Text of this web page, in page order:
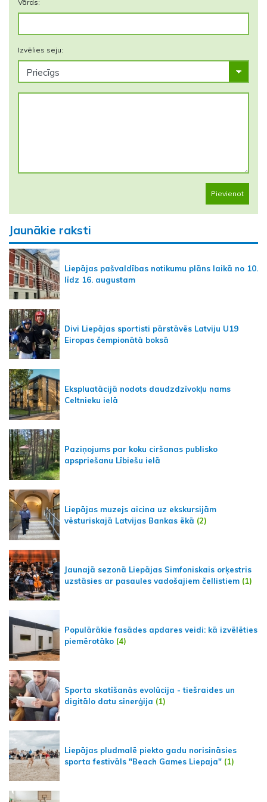
Vārds:
Izvēlies seju:
Pievienot
Jaunākie raksti
Liepājas pašvaldības notikumu plāns laikā no 10.
līdz 16. augustam
Divi Liepājas sportisti pārstāvēs Latviju U19
Eiropas čempionātā boksā
Ekspluatācijā nodots daudzdzīvokļu nams
Celtnieku ielā
Paziņojums par koku ciršanas publisko
apspriešanu Lībiešu ielā
Liepājas muzejs aicina uz ekskursijām
vēsturiskajā Latvijas Bankas ēkā (2)
Jaunajā sezonā Liepājas Simfoniskais orķestris
uzstāsies ar pasaules vadošajiem čellistiem (1)
Populārākie fasādes apdares veidi: kā izvēlēties
piemērotāko (4)
Sporta skatīšanās evolūcija - tiešraides un
digitālo datu sinerģija (1)
Liepājas pludmalē piekto gadu norisināsies
sporta festivāls "Beach Games Liepaja" (1)